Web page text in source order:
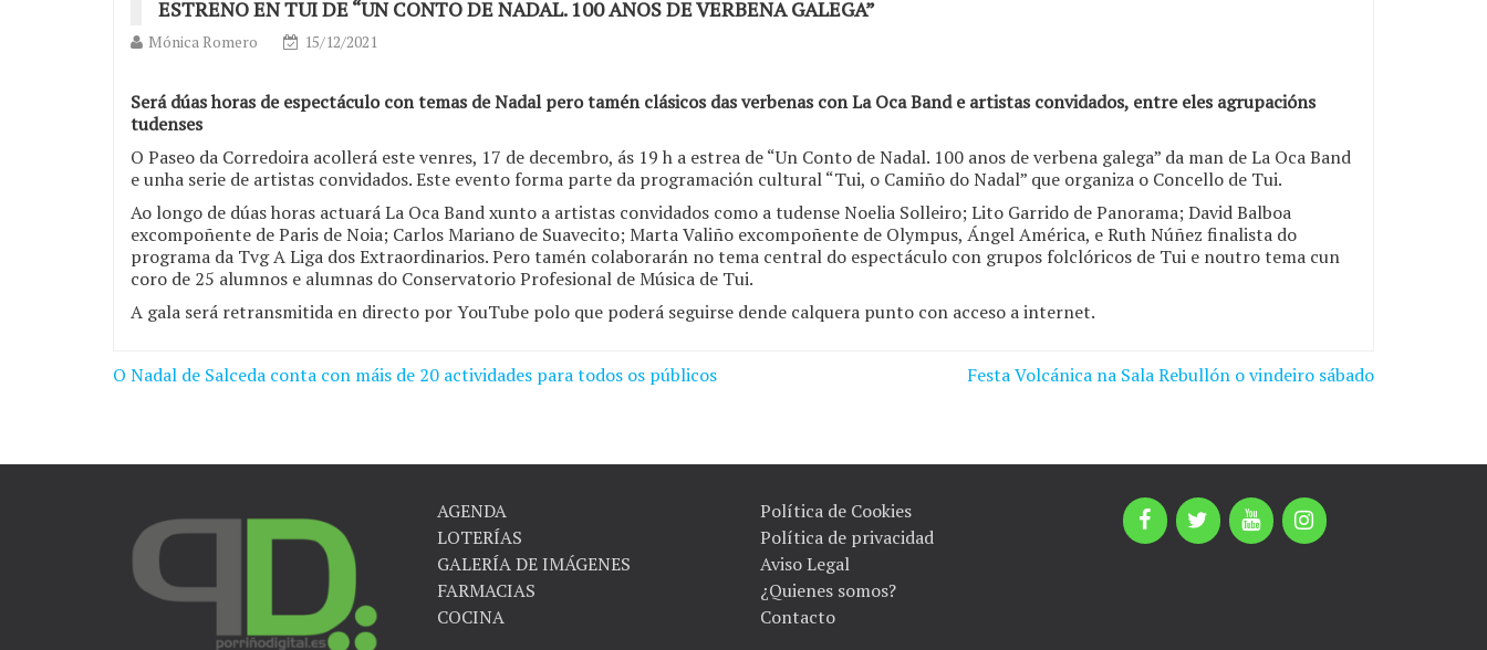
ESTRENO EN TUI DE “UN CONTO DE NADAL. 100 ANOS DE VERBENA GALEGA”
Mónica Romero 15/12/2021
Será dúas horas de espectáculo con temas de Nadal pero tamén clásicos das verbenas con La Oca Band e artistas convidados, entre eles agrupacións
tudenses
O Paseo da Corredoira acollerá este venres, 17 de decembro, ás 19 h a estrea de “Un Conto de Nadal. 100 anos de verbena galega” da man de La Oca Band
e unha serie de artistas convidados. Este evento forma parte da programación cultural “Tui, o Camiño do Nadal” que organiza o Concello de Tui.
Ao longo de dúas horas actuará La Oca Band xunto a artistas convidados como a tudense Noelia Solleiro; Lito Garrido de Panorama; David Balboa
excompoñente de Paris de Noia; Carlos Mariano de Suavecito; Marta Valiño excompoñente de Olympus, Ángel América, e Ruth Núñez finalista do
programa da Tvg A Liga dos Extraordinarios. Pero tamén colaborarán no tema central do espectáculo con grupos folclóricos de Tui e noutro tema cun
coro de 25 alumnos e alumnas do Conservatorio Profesional de Música de Tui.
A gala será retransmitida en directo por YouTube polo que poderá seguirse dende calquera punto con acceso a internet.
Navegación
entradas
O Nadal de Salceda conta con máis de 20 actividades para todos os públicos Festa Volcánica na Sala Rebullón o vindeiro sábado
AGENDA
LOTERÍAS
GALERÍA DE IMÁGENES
FARMACIAS
COCINA
Política de Cookies
Política de privacidad
Aviso Legal
¿Quienes somos?
Contacto